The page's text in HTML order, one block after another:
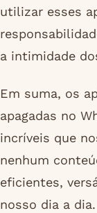
utilizar esses
a intimidade
Em suma, os
apagadas no
incríveis que
nenhum
eficientes,
nosso dia a dia.